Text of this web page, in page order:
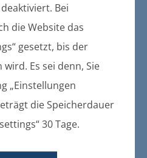
Bei
die Website das
gesetzt, bis der
Es sei denn, Sie
„Einstellungen
die Speicherdauer
30 Tage.